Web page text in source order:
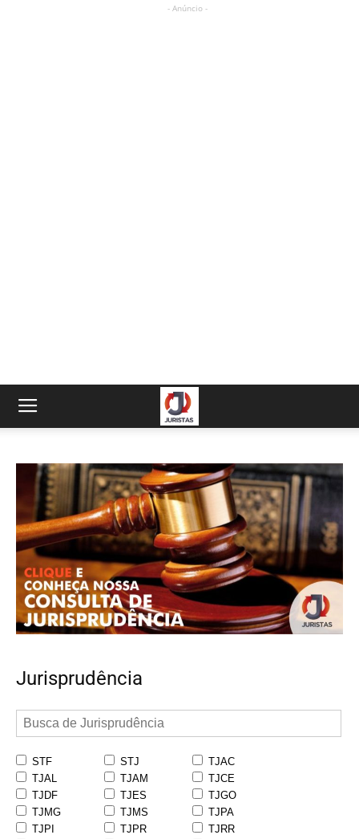
- Anúncio -
Jurisprudência
STF STJ
TJAC
TJAL
TJAM
TJCE
TJDF
TJES
TJGO
TJMG
TJMS
TJPA
TJPI
TJPR
TJRR